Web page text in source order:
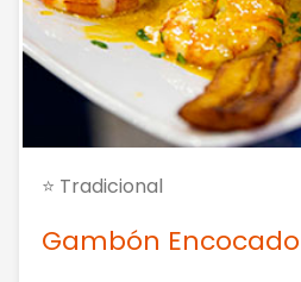
⭐ Tradicional
Gambón Encocado